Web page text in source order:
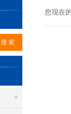
您现在